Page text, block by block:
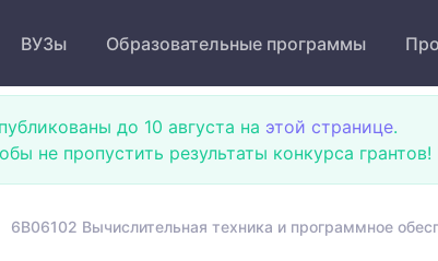
ВУЗы Образовательные программы
до 10 августа на этой странице.
не пропустить результаты конкурса грантов!
6B06102 Вычислительная техника и программное